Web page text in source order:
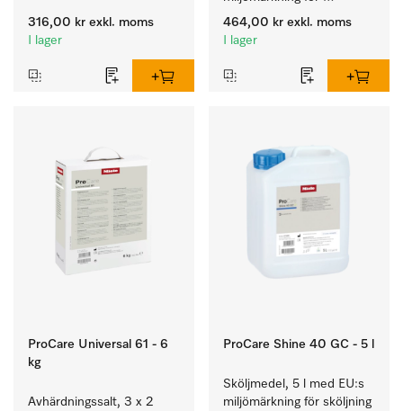
316,00 kr exkl. moms
I lager
rengöring av mycket
smutsigt porslin, bestick
464,00 kr exkl. moms
I lager
ProCare Universal 61 - 6
kg
Avhärdningssalt, 3 x 2
ProCare Shine 40 GC - 5 l
Sköljmedel, 5 l med EU:s
miljömärkning för sköljning